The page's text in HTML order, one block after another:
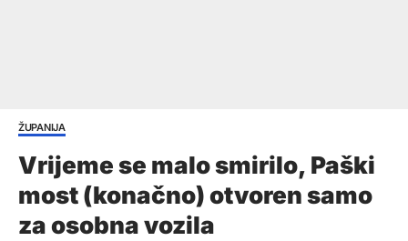
ŽUPANIJA
Vrijeme se malo smirilo, Paški
most (konačno) otvoren samo
za osobna vozila